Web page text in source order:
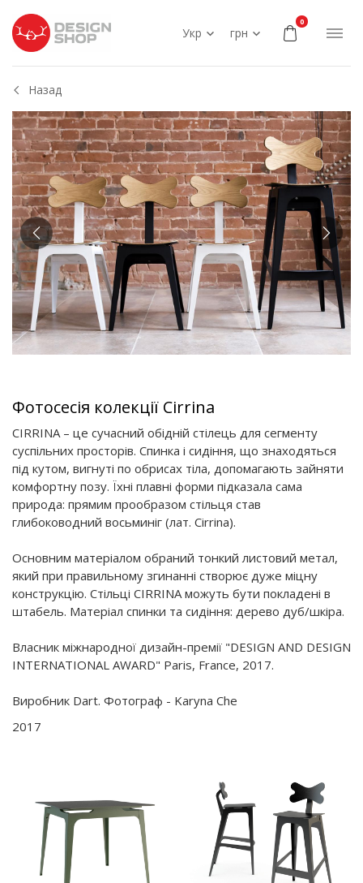
Укр грн
0
Назад
Фотосесія колекції Cirrina
CIRRINA – це сучасний обідній стілець для сегменту
суспільних просторів. Спинка і сидіння, що знаходяться
під кутом, вигнуті по обрисах тіла, допомагають зайняти
комфортну позу. Їхні плавні форми підказала сама
природа: прямим прообразом стільця став
глибоководний восьминіг (лат. Cirrina).
Основним матеріалом обраний тонкий листовий метал,
який при правильному згинанні створює дуже міцну
конструкцію. Стільці CIRRINA можуть бути покладені в
штабель. Матеріал спинки та сидіння: дерево дуб/шкіра.
Власник міжнародної дизайн-премії "DESIGN AND DESIGN
INTERNATIONAL AWARD" Paris, France, 2017.
Виробник Dart. Фотограф - Karyna Che
2017